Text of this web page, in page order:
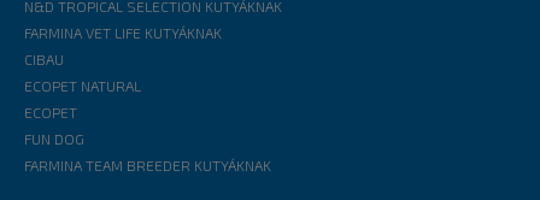
N&D TROPICAL SELECTION KUTYÁKNAK
FARMINA VET LIFE KUTYÁKNAK
CIBAU
ECOPET NATURAL
ECOPET
FUN DOG
FARMINA TEAM BREEDER KUTYÁKNAK